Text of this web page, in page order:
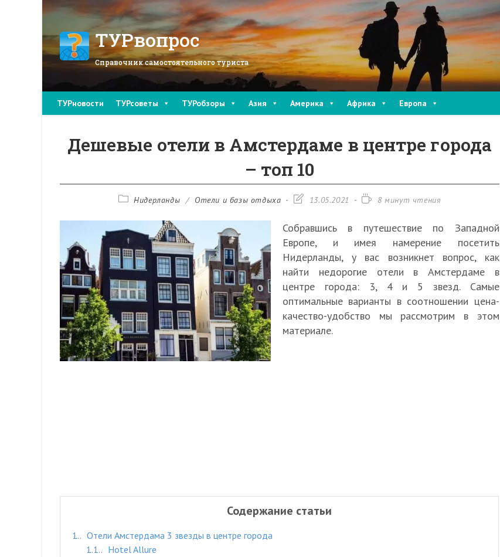
ТУРвопрос
Справочник самостоятельного туриста
ТУРновости ТУРсоветы ТУРобзоры Азия Америка Африка Европа
Дешевые отели в Амстердаме в центре города
– топ 10
РубрикаНидерланды / Отели и базы отдыха
Запись13.05.2021
Время8 минут чтения
Собравшись в путешествие по Западной
Европе, и имея намерение посетить
Нидерланды, у вас возникнет вопрос, как
найти недорогие отели в Амстердаме в
центре города: 3, 4 и 5 звезд. Самые
оптимальные варианты в соотношении цена-
качество-удобство мы рассмотрим в этом
материале.
Содержание статьи
1.
Отели Амстердама 3 звезды в центре города
1.1.
Hotel Allure